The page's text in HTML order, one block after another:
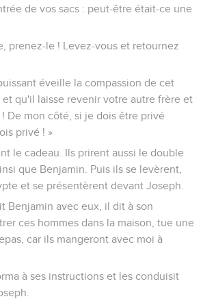
de vos sacs : peut-être était-ce une
prenez-le ! Levez-vous et retournez
éveille la compassion de cet
et qu'il laisse revenir votre autre frère et
De mon côté, si je dois être privé
privé ! »
le cadeau. Ils prirent aussi le double
que Benjamin. Puis ils se levèrent,
et se présentèrent devant Joseph.
Benjamin avec eux, il dit à son
ces hommes dans la maison, tue une
car ils mangeront avec moi à
à ses instructions et les conduisit